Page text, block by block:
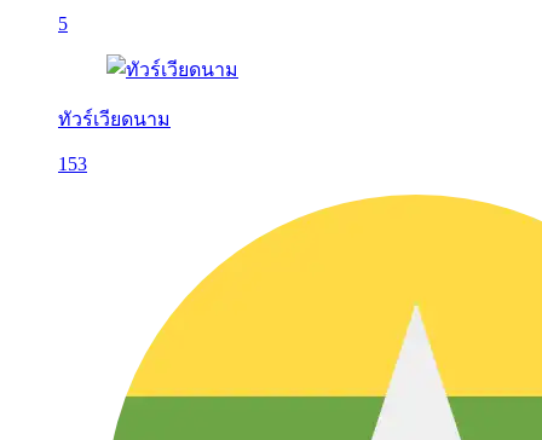
5
ทัวร์เวียดนาม
153